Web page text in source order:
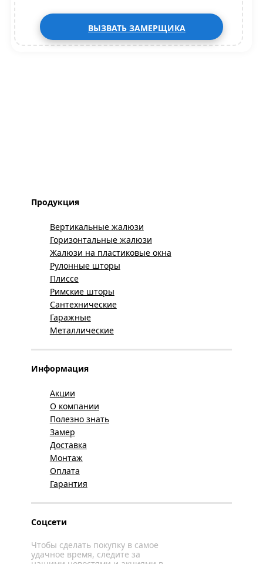
ВЫЗВАТЬ ЗАМЕРЩИКА
Продукция
Вертикальные жалюзи
Горизонтальные жалюзи
Жалюзи на пластиковые окна
Рулонные шторы
Плиссе
Римские шторы
Сантехнические
Гаражные
Металлические
Информация
Акции
О компании
Полезно знать
Замер
Доставка
Монтаж
Оплата
Гарантия
Соцсети
Чтобы сделать покупку в самое
удачное время, следите за
нашими новостями и акциями в